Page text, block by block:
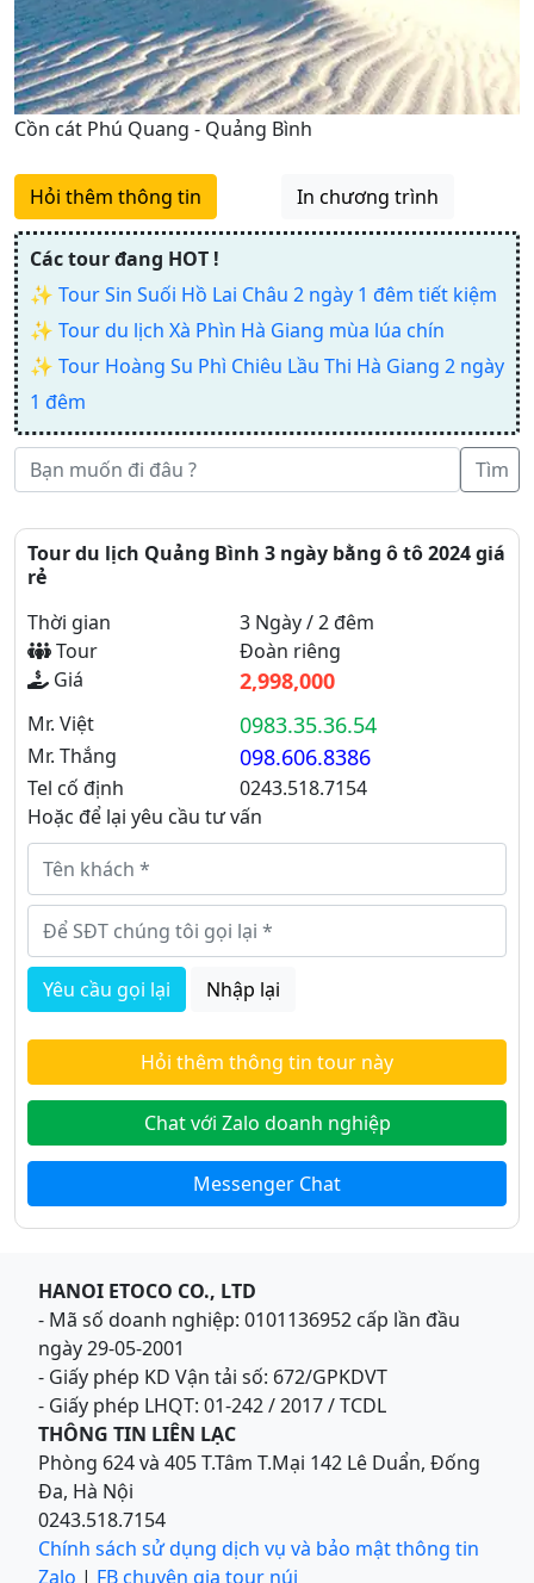
Cồn cát Phú Quang - Quảng Bình
Hỏi thêm thông tin In chương trình
Các tour đang HOT !
✨ Tour Sin Suối Hồ Lai Châu 2 ngày 1 đêm tiết kiệm
✨ Tour du lịch Xà Phìn Hà Giang mùa lúa chín
✨ Tour Hoàng Su Phì Chiêu Lầu Thi Hà Giang 2 ngày
1 đêm
Tìm
Tour du lịch Quảng Bình 3 ngày bằng ô tô 2024 giá
rẻ
Thời gian
3 Ngày / 2 đêm
Tour
Đoàn riêng
Giá
2,998,000
Mr. Việt 0983.35.36.54
Mr. Thắng 098.606.8386
Tel cố định
0243.518.7154
Hoặc để lại yêu cầu tư vấn
Yêu cầu gọi lại Nhập lại
Hỏi thêm thông tin tour này
Chat với Zalo doanh nghiệp
Messenger Chat
HANOI ETOCO CO., LTD
- Mã số doanh nghiệp: 0101136952 cấp lần đầu
ngày 29-05-2001
- Giấy phép KD Vận tải số: 672/GPKDVT
- Giấy phép LHQT: 01-242 / 2017 / TCDL
THÔNG TIN LIÊN LẠC
Phòng 624 và 405 T.Tâm T.Mại 142 Lê Duẩn, Đống
Đa, Hà Nội
0243.518.7154
Chính sách sử dụng dịch vụ và bảo mật thông tin
Zalo | FB chuyên gia tour núi